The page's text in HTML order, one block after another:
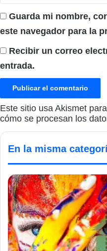
Guarda mi nombre,
este navegador para la
Recibir un correo
entrada.
Este sitio usa Akismet
cómo se procesan los
En la misma